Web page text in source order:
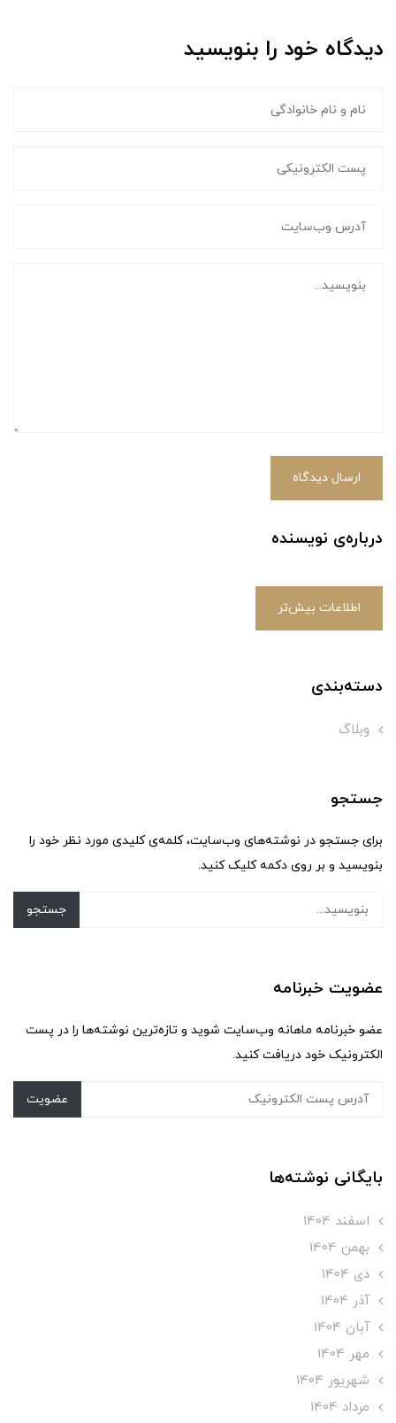
دیدگاه خود را بنویسید
ارسال دیدگاه
درباره‌ی نویسنده
اطلاعات بیش‌تر
دسته‌بندی
وبلاگ
جستجو
برای جستجو در نوشته‌های وب‌سایت، کلمه‌ی کلیدی مورد نظر خود را
بنویسید و بر روی دکمه کلیک کنید.
جستجو
عضویت خبرنامه
عضو خبرنامه ماهانه وب‌سایت شوید و تازه‌ترین نوشته‌ها را در پست
الکترونیک خود دریافت کنید.
عضویت
بایگانی نوشته‌ها
اسفند 1404
بهمن 1404
دی 1404
آذر 1404
آبان 1404
مهر 1404
شهریور 1404
مرداد 1404